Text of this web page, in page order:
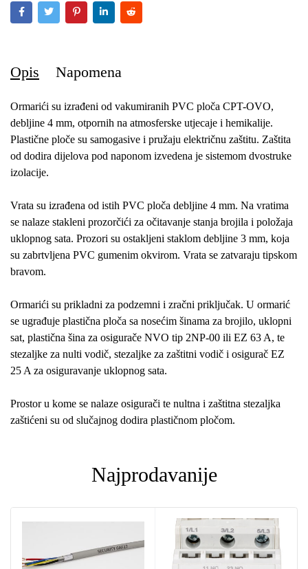
Opis Napomena
Ormarići su izrađeni od vakumiranih PVC ploča CPT-OVO,
debljine 4 mm, otpornih na atmosferske utjecaje i hemikalije.
Plastične ploče su samogasive i pružaju električnu zaštitu. Zaštita
od dodira dijelova pod naponom izvedena je sistemom dvostruke
izolacije.
Vrata su izrađena od istih PVC ploča debljine 4 mm. Na vratima
se nalaze stakleni prozorčići za očitavanje stanja brojila i položaja
uklopnog sata. Prozori su ostakljeni staklom debljine 3 mm, koja
su zabrtvljena PVC gumenim okvirom. Vrata se zatvaraju tipskom
bravom.
Ormarići su prikladni za podzemni i zračni priključak. U ormarić
se ugrađuje plastična ploča sa nosećim šinama za brojilo, uklopni
sat, plastična šina za osigurače NVO tip 2NP-00 ili EZ 63 A, te
stezaljke za nulti vodič, stezaljke za zaštitni vodič i osigurač EZ
25 A za osiguravanje uklopnog sata.
Prostor u kome se nalaze osigurači te nultna i zaštitna stezaljka
zaštićeni su od slučajnog dodira plastičnom pločom.
Najprodavanije